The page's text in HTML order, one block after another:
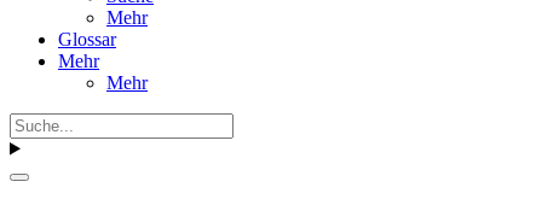
Mehr
Glossar
Mehr
Mehr